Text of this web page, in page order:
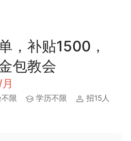
，补贴1500，
包教会
限 学历不限 招15人